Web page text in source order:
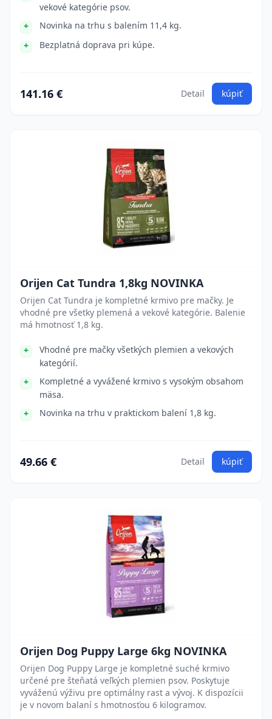
vekové kategórie psov.
Novinka na trhu s balením 11,4 kg.
Bezplatná doprava pri kúpe.
141.16 € Detail kúpiť
Orijen Cat Tundra 1,8kg NOVINKA
Orijen Cat Tundra je kompletné krmivo pre mačky. Je
vhodné pre všetky plemená a vekové kategórie. Balenie
má hmotnosť 1,8 kg.
Vhodné pre mačky všetkých plemien a vekových
kategórií.
Kompletné a vyvážené krmivo s vysokým obsahom
mäsa.
Novinka na trhu v praktickom balení 1,8 kg.
49.66 € Detail kúpiť
Orijen Dog Puppy Large 6kg NOVINKA
Orijen Dog Puppy Large je kompletné suché krmivo
určené pre šteňatá veľkých plemien psov. Poskytuje
vyváženú výživu pre optimálny rast a vývoj. K dispozícii
je v novom balaní s hmotnosťou 6 kilogramov.